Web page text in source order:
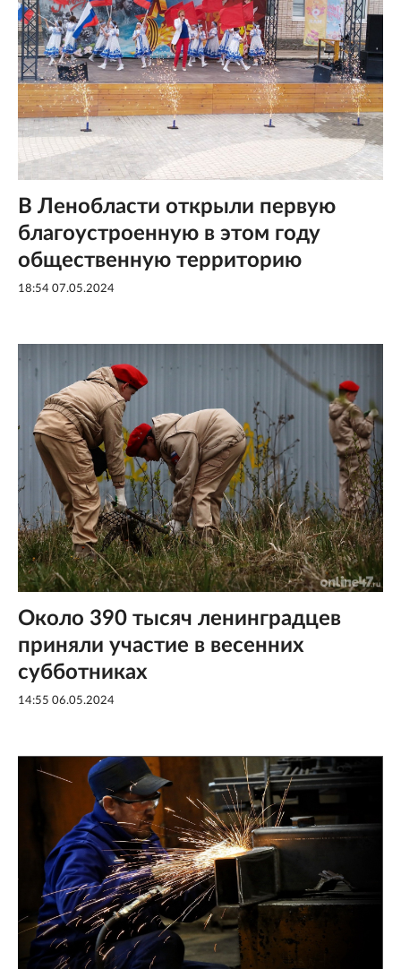
В Ленобласти открыли первую
благоустроенную в этом году
общественную территорию
18:54 07.05.2024
Около 390 тысяч ленинградцев
приняли участие в весенних
субботниках
14:55 06.05.2024